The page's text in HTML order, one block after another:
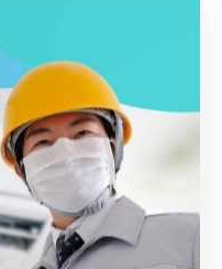
とで、安心して依頼で
できます。家計に優
見積もりは積極的に
コンクリーニン